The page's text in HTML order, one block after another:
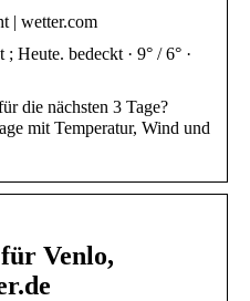
| wetter.com
Heute. bedeckt · 9° / 6° ·
die nächsten 3 Tage?
mit Temperatur, Wind und
Venlo,